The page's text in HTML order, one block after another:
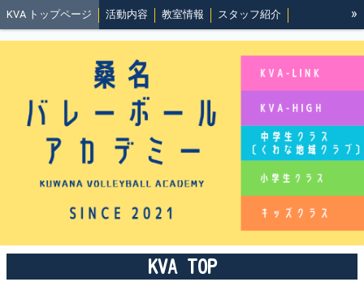
KVA トップページ 活動内容 教室情報 スタッフ紹介
KVA-LINK KVA-High 沿革と理念 規約 地域クラブ活動
北勢バレーボール協会事務局
»
KVA TOP